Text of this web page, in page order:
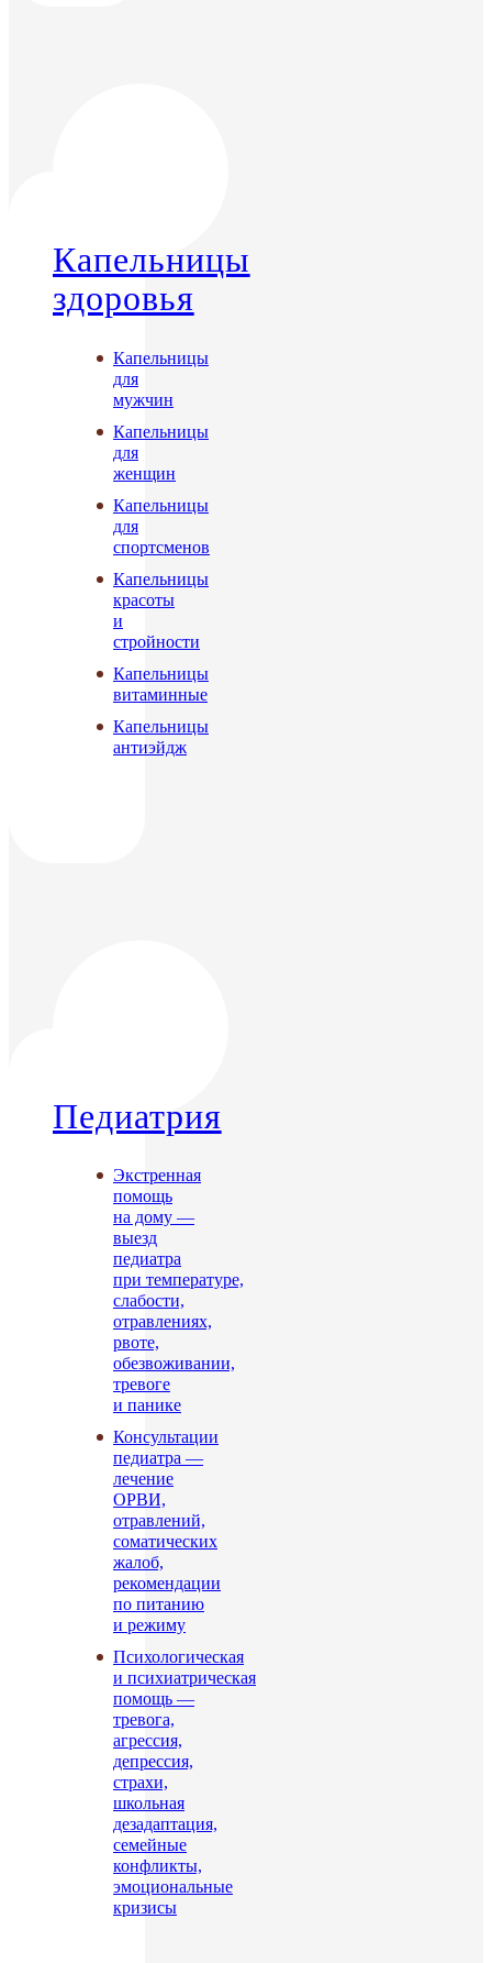
Капельницы
здоровья
Капельницы
для
мужчин
Капельницы
для
женщин
Капельницы
для
спортсменов
Капельницы
красоты
и
стройности
Капельницы
витаминные
Капельницы
антиэйдж
Педиатрия
Экстренная
помощь
на дому —
выезд
педиатра
при температуре,
слабости,
отравлениях,
рвоте,
обезвоживании,
тревоге
и панике
Консультации
педиатра —
лечение
ОРВИ,
отравлений,
соматических
жалоб,
рекомендации
по питанию
и режиму
Психологическая
и психиатрическая
помощь —
тревога,
агрессия,
депрессия,
страхи,
школьная
дезадаптация,
семейные
конфликты,
эмоциональные
кризисы